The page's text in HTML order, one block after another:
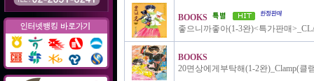
BOOKS
좋으니까좋아(1-3완)<특가판매
BOOKS
20면상에게부탁해(1-2완)_Clamp(클